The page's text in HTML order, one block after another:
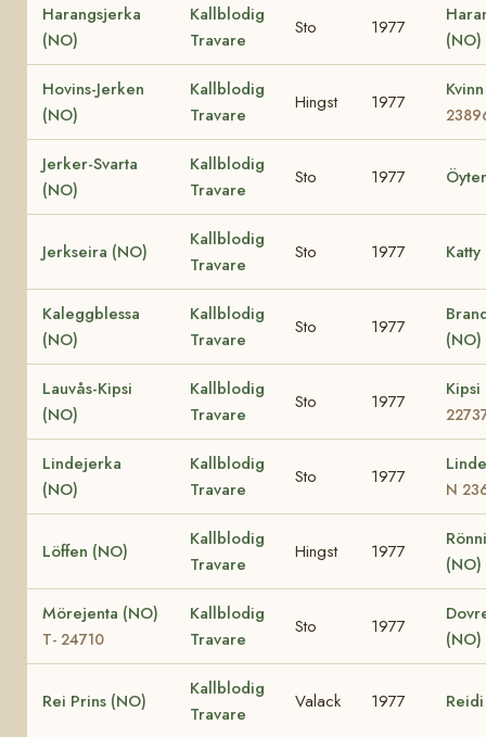
Harangsjerka
(NO)
Kallblodig
Travare
Sto 1977
(NO)
Hovins-Jerken
(NO)
Kallblodig
Travare
Hingst 1977
Jerker-Svarta
(NO)
Kallblodig
Travare
Sto 1977
Jerkseira (NO)
Kallblodig
Travare
Sto 1977
Kaleggblessa
(NO)
Kallblodig
Travare
Sto 1977
(NO)
Lauvås-Kipsi
(NO)
Kallblodig
Travare
Sto 1977
Lindejerka
(NO)
Kallblodig
Travare
Sto 1977
N
Löffen (NO)
Kallblodig
Travare
Hingst 1977
(NO)
Mörejenta (NO)
T- 24710
Kallblodig
Travare
Sto 1977
(NO)
Rei Prins (NO)
Kallblodig
Travare
Valack 1977